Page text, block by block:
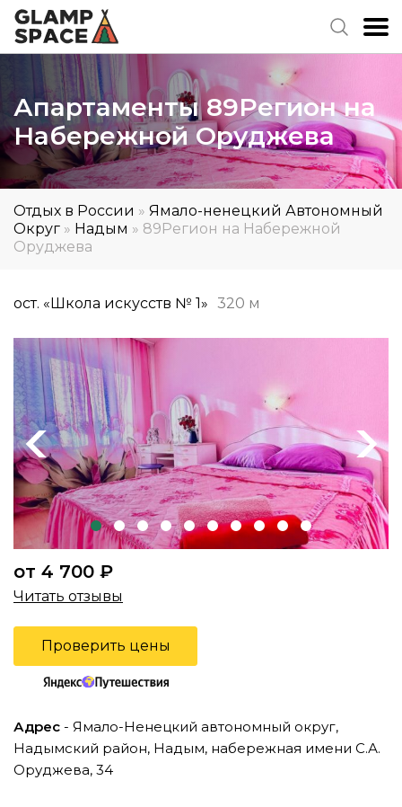
Апартаменты 89Регион на
Набережной Оруджева
Отдых в России » Ямало-ненецкий Автономный
Округ » Надым » 89Регион на Набережной
Оруджева
ост. «Школа искусств № 1» 320 м
Previous Next
от 4 700 ₽
Читать отзывы
Проверить цены
Адрес - Ямало-Ненецкий автономный округ,
Надымский район, Надым, набережная имени С.А.
Оруджева, 34